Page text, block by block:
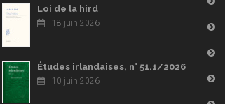
Loi de la hird
18 juin 2026
Études irlandaises, n° 51.1/2026
10 juin 2026